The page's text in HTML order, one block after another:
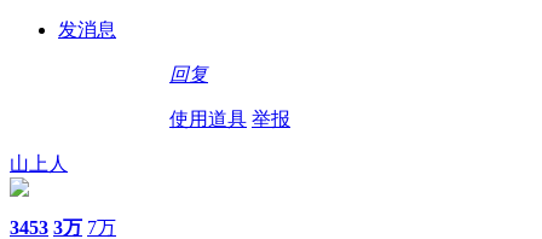
发消息
回复
使用道具 举报
山上人
3453 3万 7万